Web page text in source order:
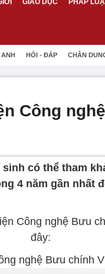
GIÁO DỤC PHÁP
ANH HỎI - ĐÁP CHÂN
Công
có thể tham
4 năm gần nhất
Công nghệ Bưu
đây: